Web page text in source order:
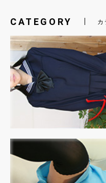
CATEGORY カ